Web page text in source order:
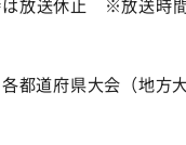
都道府県大会（地方